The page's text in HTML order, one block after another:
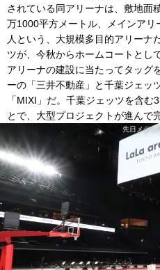
されている同アリーナは、敷地面
万1000平方メートル、メインア
人という、大規模多目的アリーナ
ツが、今秋からホームコートとし
アリーナの建設に当たってタッグ
ーの「三井不動産」と千葉ジェッ
「MIXI」だ。千葉ジェッツを含
とで、大型プロジェクトが進んで
先日メディ